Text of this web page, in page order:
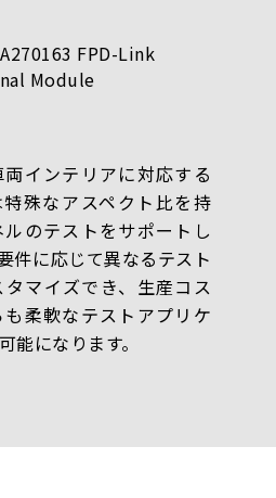
インテリアに対応する
殊なアスペクト比を持
のテストをサポートし
件に応じて異なるテスト
マイズでき、生産コス
も柔軟なテストアプリケ
能になります。